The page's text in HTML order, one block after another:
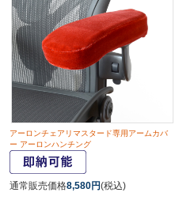
アーロンチェアリマスタード専用アームカバ
ー アーロンハンチング
通常販売価格8,580円(税込)